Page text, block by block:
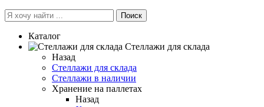
Поиск
Каталог
Cтеллажи для склада
Назад
Cтеллажи для склада
Стеллажи в наличии
Хранение на паллетах
Назад